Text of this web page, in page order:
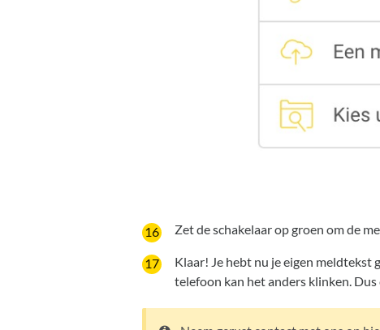
Zet de schakelaar op groen om de
Klaar! Je hebt nu je eigen meldtekst
telefoon kan het anders klinken.